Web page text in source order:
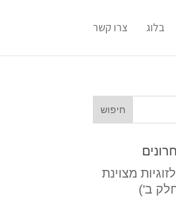
בלוג צרו קשר
לזוגיות מצוינת
ב')